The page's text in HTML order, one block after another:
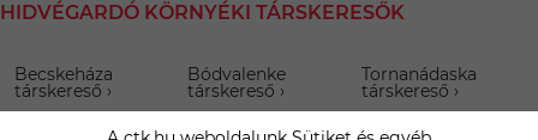
HIDVÉGARDÓ KÖRNYÉKI TÁRSKERESŐK
Becskeháza
társkereső
Bódvalenke
társkereső
Tornanádaska
társkereső